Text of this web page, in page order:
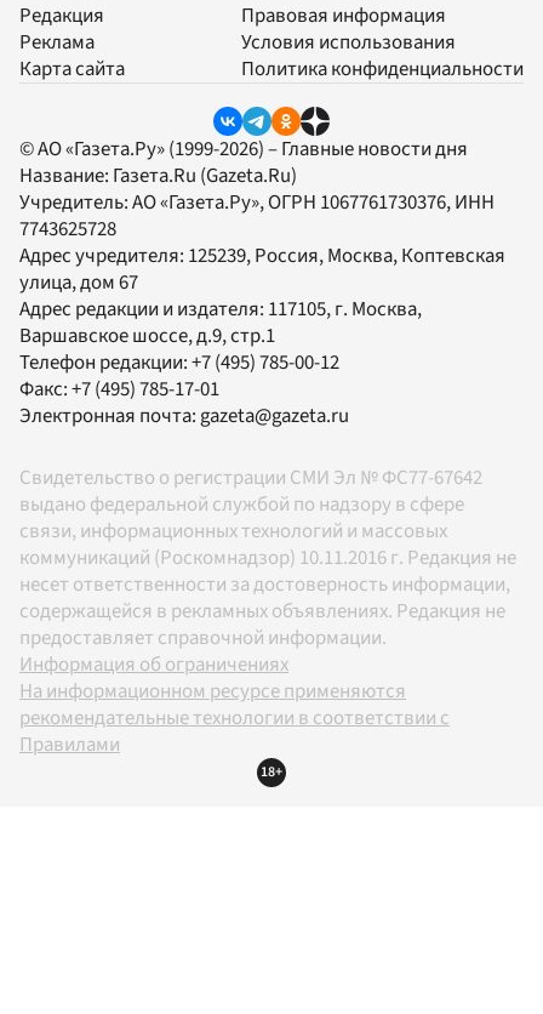
Редакция
Реклама
Карта сайта
Правовая информация
Условия использования
Политика конфиденциальности
© АО «Газета.Ру» (1999-2026) – Главные новости дня
Название: Газета.Ru (Gazeta.Ru)
Учредитель:АО «Газета.Ру», ОГРН 1067761730376, ИНН
7743625728
Адрес учредителя: 125239, Россия, Москва, Коптевская
улица, дом 67
Адрес редакции и издателя: 117105, г. Москва,
Варшавское шоссе, д.9, стр.1
Телефон редакции:+7 (495) 785-00-12
Факс:+7 (495) 785-17-01
Электронная почта:gazeta@gazeta.ru
Свидетельство о регистрации СМИ Эл № ФС77-67642
выдано федеральной службой по надзору в сфере
связи, информационных технологий и массовых
коммуникаций (Роскомнадзор) 10.11.2016 г. Редакция не
несет ответственности за достоверность информации,
содержащейся в рекламных объявлениях. Редакция не
предоставляет справочной информации.
Информация об ограничениях
На информационном ресурсе применяются
рекомендательные технологии в соответствии с
Правилами
18+